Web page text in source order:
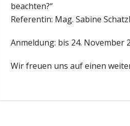
beachten?“
Referentin: Mag. Sabine
Anmeldung: bis 24. November
Wir freuen uns auf einen